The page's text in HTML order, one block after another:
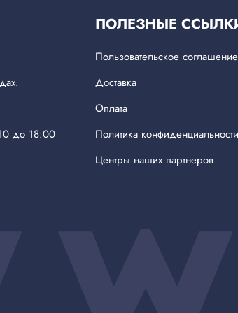
до 18:00
ПОЛЕЗНЫЕ
Пользовательское соглашение
Доставка
Оплата
Политика конфиденциальности
Центры наших партнеров